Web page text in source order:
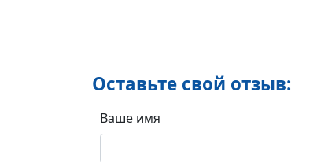
Оставьте свой отзыв:
Ваше имя